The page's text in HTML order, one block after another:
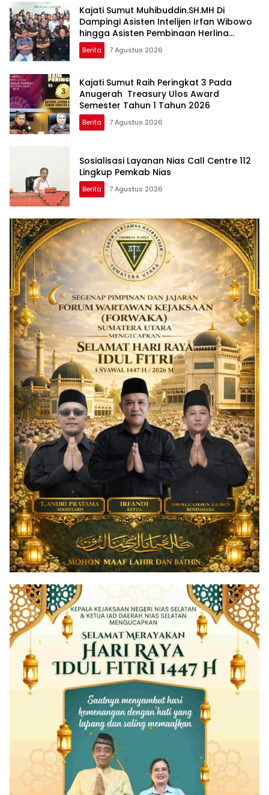
Kajati Sumut Muhibuddin.SH.MH Di
Dampingi Asisten Intelijen Irfan Wibowo
hingga Asisten Pembinaan Herlina
Setyorini Sidak Kejari Binjai
Berita 7 Agustus 2026
Kajati Sumut Raih Peringkat 3 Pada
Anugerah Treasury Ulos Award
Semester Tahun 1 Tahun 2026
Berita 7 Agustus 2026
Sosialisasi Layanan Nias Call Centre 112
Lingkup Pemkab Nias
Berita 7 Agustus 2026